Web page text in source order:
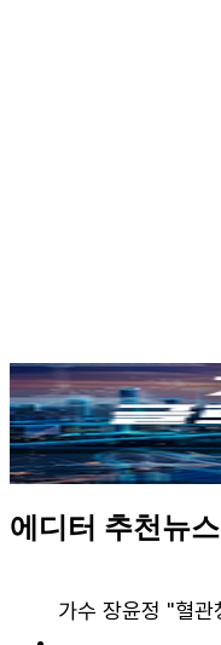
에디터 추천뉴스